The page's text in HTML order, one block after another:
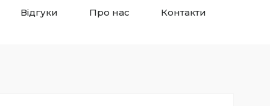
Відгуки Про нас Контакти